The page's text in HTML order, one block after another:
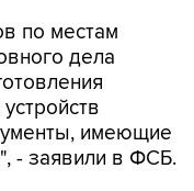
по местам
дела
имеющие
- заявили в ФСБ.